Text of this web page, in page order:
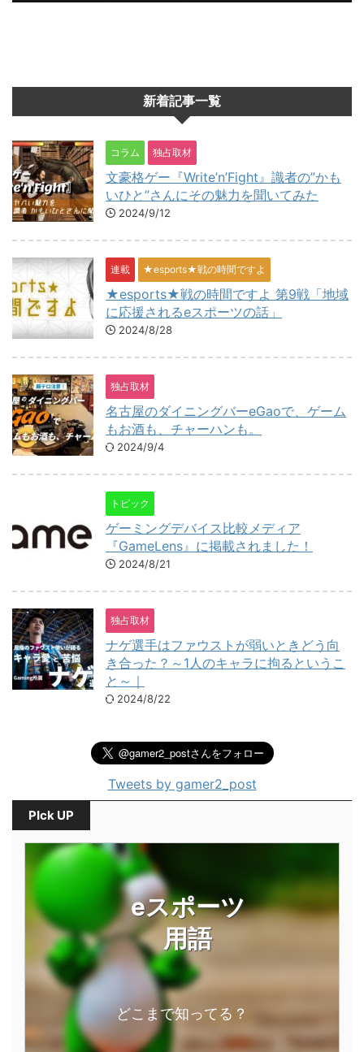
新着記事一覧
コラム 独占取材
文豪格ゲー『Write’n’Fight』識者の”かも
いひと”さんにその魅力を聞いてみた
2024/9/12
連載 ★esports★戦の時間ですよ
★esports★戦の時間ですよ 第9戦「地域
に応援されるeスポーツの話」
2024/8/28
独占取材
名古屋のダイニングバーeGaoで、ゲーム
もお酒も、チャーハンも。
2024/9/4
トピック
ゲーミングデバイス比較メディア
『GameLens』に掲載されました！
2024/8/21
独占取材
ナゲ選手はファウストが弱いときどう向
き合った？～1人のキャラに拘るというこ
と～｜
2024/8/22
Tweets by gamer2_post
PIck UP
eスポーツ
用語
どこまで知ってる？